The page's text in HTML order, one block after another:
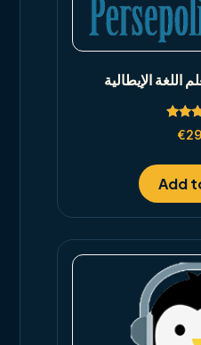
الإيطالية
€
Add